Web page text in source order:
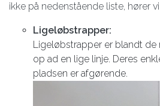
ikke på nedenstående liste, hører
Ligeløbstrapper:
Ligeløbstrapper er blandt
op ad en lige linje. Deres
pladsen er afgørende.